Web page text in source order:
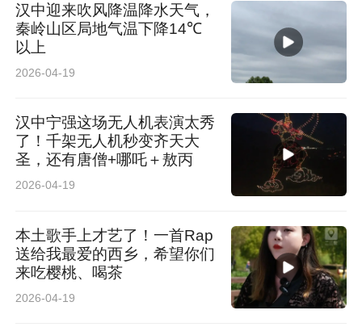
汉中迎来吹风降温降水天气，
秦岭山区局地气温下降14℃
以上
2026-04-19
汉中宁强这场无人机表演太秀
了！千架无人机秒变齐天大
圣，还有唐僧+哪吒＋敖丙
2026-04-19
本土歌手上才艺了！一首Rap
送给我最爱的西乡，希望你们
来吃樱桃、喝茶
2026-04-19